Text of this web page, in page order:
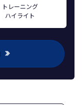
トレーニング
ハイライト